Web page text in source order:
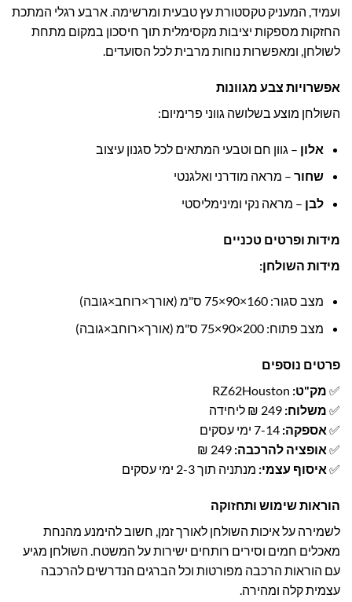
ועמיד, המעניק טקסטורת עץ טבעית ומרשימה. ארבע רגלי המתכת
החזקות מספקות יציבות מקסימלית תוך חיסכון במקום מתחת
לשולחן, ומאפשרות נוחות מרבית לכל הסועדים.
אפשרויות צבע מגוונות
השולחן מוצע בשלושה גווני פרימיום:
אלון – גוון חם וטבעי המתאים לכל סגנון עיצוב
שחור– מראה מודרני ואלגנטי
לבן – מראה נקי ומינימליסטי
מידות ופרטים טכניים
מידות השולחן:
מצב סגור: 160×90×75 ס"מ (אורך×רוחב×גובה)
מצב פתוח: 200×90×75 ס"מ (אורך×רוחב×גובה)
פרטים נוספים
✅ מק"ט:
✅ משלוח:
✅ אספקה:
✅ אופציה להרכבה:
✅ איסוף עצמי: מנתניה תוך 2-3 ימי עסקים
הוראות שימוש ותחזוקה
לשמירה על איכות השולחן לאורך זמן, חשוב להימנע מהנחת
מאכלים חמים וסירים רותחים ישירות על המשטח. השולחן מגיע
עם הוראות הרכבה מפורטות וכל הברגים הנדרשים להרכבה
עצמית קלה ומהירה.